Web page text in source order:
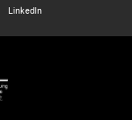
LinkedIn